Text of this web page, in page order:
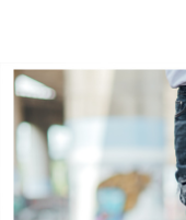
２．便利：只要手機號碼
【「AFTEE先享後付」結
１．於結帳方式選擇「
結帳頁面，進行簡訊認證
２．訂單成立數日內，您
３．收到繳費通知簡訊後
ATM／網路銀行／等多元
※ 請注意：結帳手續完成
每筆NT$80，滿
先付款後全家取貨
每筆NT$80，滿
7-11付款取貨